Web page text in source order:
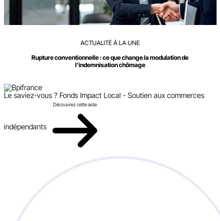
ACTUALITÉ À LA UNE
Rupture conventionnelle : ce que change la modulation de
l’indemnisation chômage
Le saviez-vous ? Fonds Impact Local - Soutien aux commerces
indépendants
Découvrez cette aide